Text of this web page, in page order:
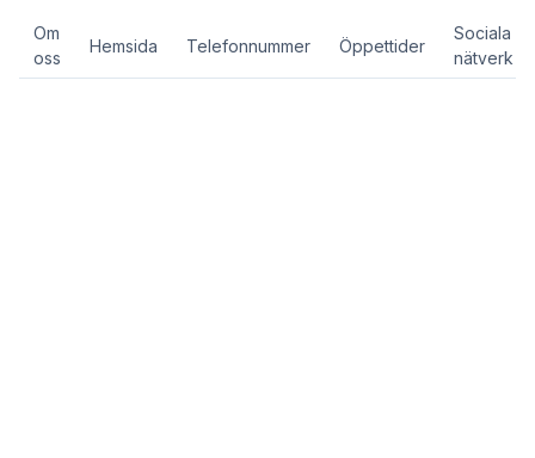
Om
oss
Hemsida Telefonnummer Öppettider
Sociala
nätverk